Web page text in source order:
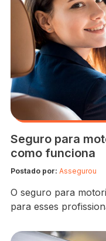
a fim de satisfazer
Seguro para
como funciona
Postado por: Assegurou
O seguro para
para esses
logo, ficam